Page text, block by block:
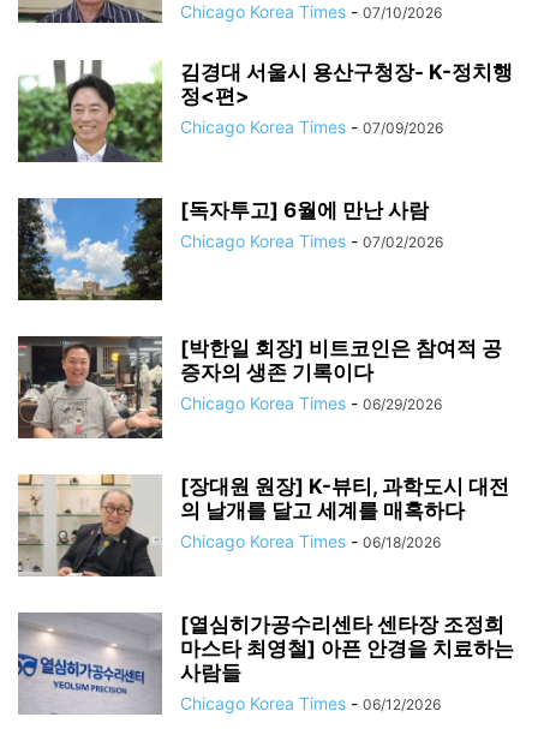
Chicago Korea Times - 07/10/2026
김경대 서울시 용산구청장- K-정치행
정<편>
Chicago Korea Times - 07/09/2026
[독자투고] 6월에 만난 사람
Chicago Korea Times - 07/02/2026
[박한일 회장] 비트코인은 참여적 공
증자의 생존 기록이다
Chicago Korea Times - 06/29/2026
[장대원 원장] K-뷰티, 과학도시 대전
의 날개를 달고 세계를 매혹하다
Chicago Korea Times - 06/18/2026
[열심히가공수리센타 센타장 조정희
마스타 최영철] 아픈 안경을 치료하는
사람들
Chicago Korea Times - 06/12/2026